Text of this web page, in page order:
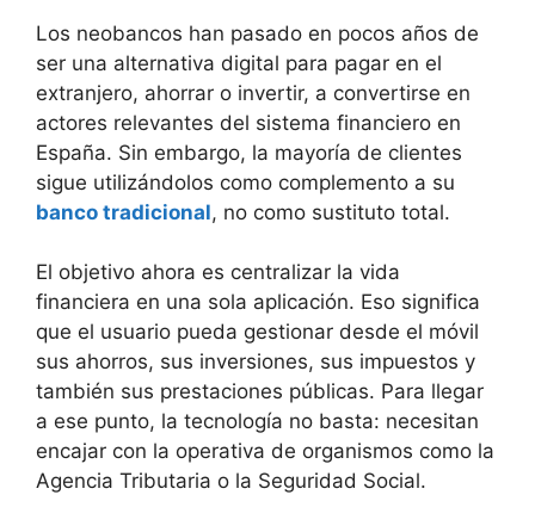
Los neobancos han pasado en pocos años de
ser una alternativa digital para pagar en el
extranjero, ahorrar o invertir, a convertirse en
actores relevantes del sistema financiero en
España. Sin embargo, la mayoría de clientes
sigue utilizándolos como complemento a su
banco tradicional, no como sustituto total.
El objetivo ahora es centralizar la vida
financiera en una sola aplicación. Eso significa
que el usuario pueda gestionar desde el móvil
sus ahorros, sus inversiones, sus impuestos y
también sus prestaciones públicas. Para llegar
a ese punto, la tecnología no basta: necesitan
encajar con la operativa de organismos como la
Agencia Tributaria o la Seguridad Social.